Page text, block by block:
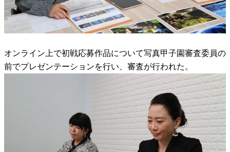
オンライン上で初戦応募作品について写真甲子園審査委員の
前でプレゼンテーションを行い、審査が行われた。